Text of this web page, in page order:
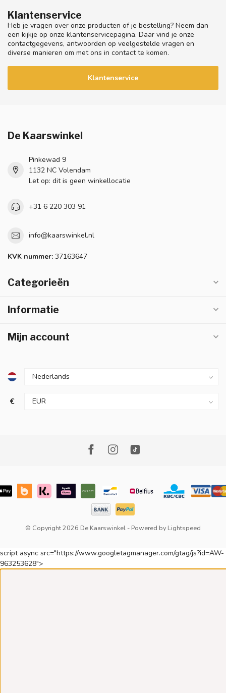
Klantenservice
Heb je vragen over onze producten of je bestelling? Neem dan
een kijkje op onze klantenservicepagina. Daar vind je onze
contactgegevens, antwoorden op veelgestelde vragen en
diverse manieren om met ons in contact te komen.
Klantenservice
De Kaarswinkel
Pinkewad 9
1132 NC Volendam
Let op: dit is geen winkellocatie
+31 6 220 303 91
info@kaarswinkel.nl
KVK nummer: 37163647
Categorieën
Informatie
Mijn account
€
© Copyright 2026 De Kaarswinkel - Powered by Lightspeed
script async src="https://www.googletagmanager.com/gtag/js?id=AW-
963253628">